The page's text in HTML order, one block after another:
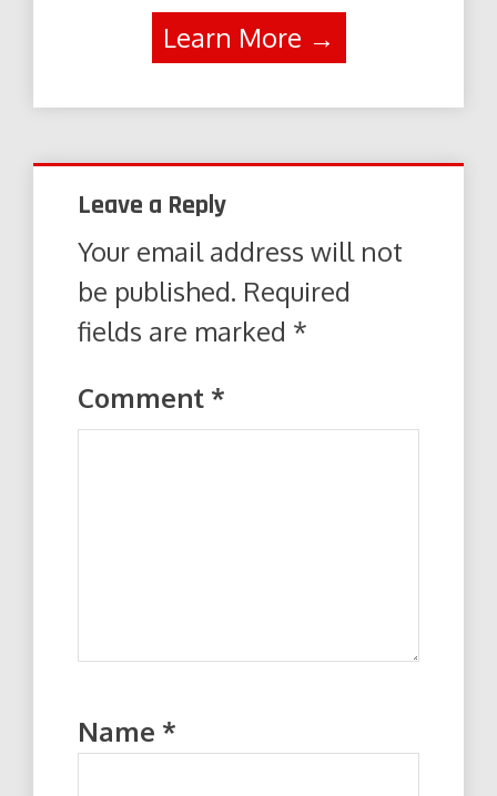
Learn More →
Leave a Reply
Your email address will not
be published. Required
fields are marked *
Comment *
Name *